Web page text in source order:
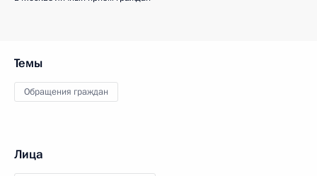
Темы
Обращения граждан
Лица